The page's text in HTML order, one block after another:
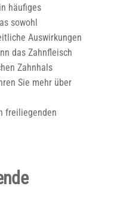
häufiges
sowohl
Auswirkungen
das Zahnfleisch
Zahnhals
Sie mehr über
freiliegenden